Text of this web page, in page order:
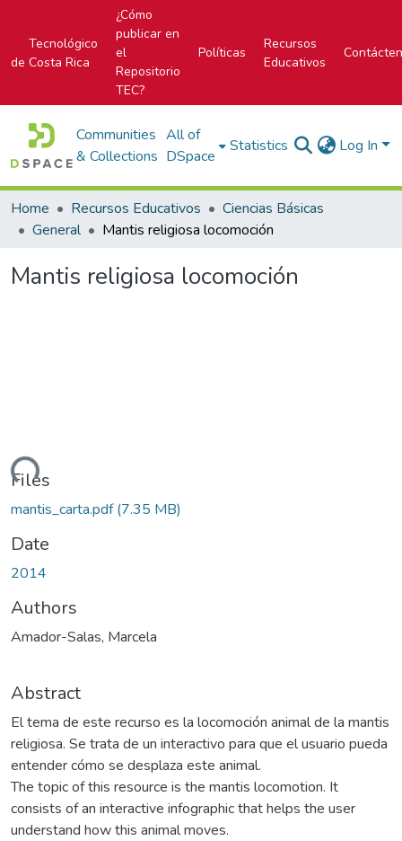
Tecnológico
de Costa Rica
¿Cómo
publicar en
el
Repositorio
TEC?
Políticas
Recursos
Educativos
Communities
& Collections
All of
DSpace
Statistics Log In
Home Recursos Educativos
Ciencias Básicas
General
Mantis religiosa locomoción
Mantis religiosa locomoción
Files
mantis_carta.pdf(7.35 MB)
Date
2014
Authors
Amador-Salas, Marcela
Abstract
El tema de este recurso es la locomoción animal de la mantis
religiosa. Se trata de un interactivo para que el usuario pueda
entender cómo se desplaza este animal.
The topic of this resource is the mantis locomotion. It
consists of an interactive infographic that helps the user
understand how this animal moves.